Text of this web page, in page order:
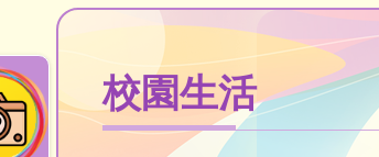
校園生活